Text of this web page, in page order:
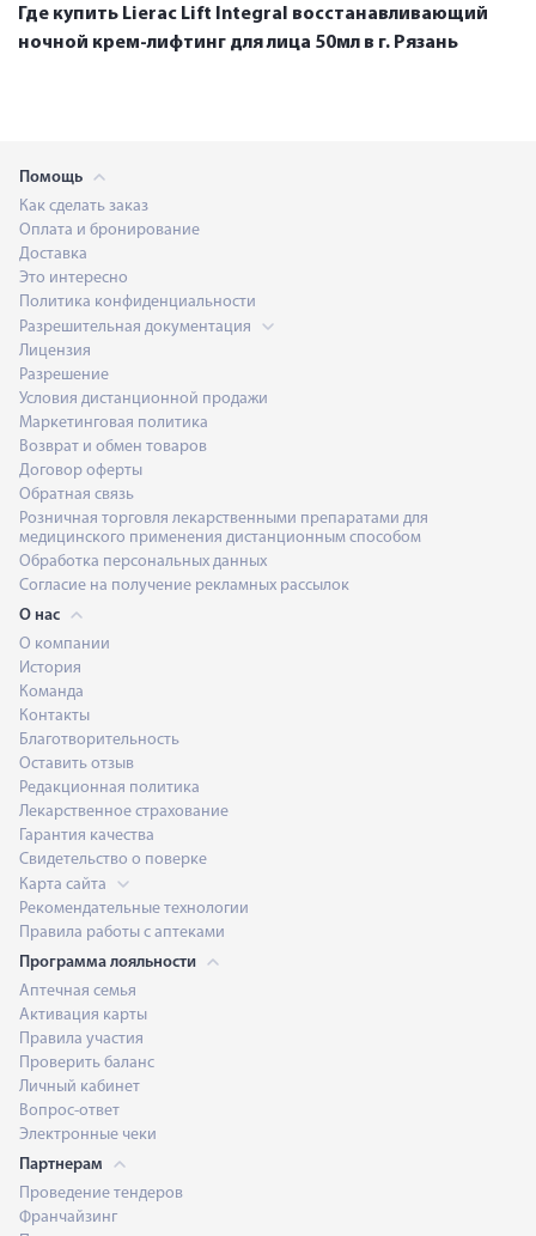
Где купить Lierac Lift Integral восстанавливающий
ночной крем-лифтинг для лица 50мл в г. Рязань
Помощь
Как сделать заказ
Оплата и бронирование
Доставка
Это интересно
Политика конфиденциальности
Разрешительная документация
Лицензия
Разрешение
Условия дистанционной продажи
Маркетинговая политика
Возврат и обмен товаров
Договор оферты
Обратная связь
Розничная торговля лекарственными препаратами для
медицинского применения дистанционным способом
Обработка персональных данных
Согласие на получение рекламных рассылок
О нас
О компании
История
Команда
Контакты
Благотворительность
Оставить отзыв
Редакционная политика
Лекарственное страхование
Гарантия качества
Свидетельство о поверке
Карта сайта
Рекомендательные технологии
Правила работы с аптеками
Программа лояльности
Аптечная семья
Активация карты
Правила участия
Проверить баланс
Личный кабинет
Вопрос-ответ
Электронные чеки
Партнерам
Проведение тендеров
Франчайзинг